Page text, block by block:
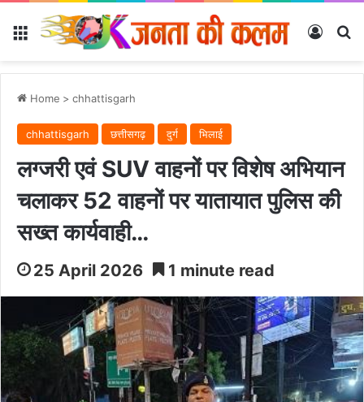
Menu Log In
Home > chhattisgarh
chhattisgarh छत्तीसगढ़ दुर्ग भिलाई
लग्जरी एवं SUV वाहनों पर विशेष अभियान
चलाकर 52 वाहनों पर यातायात पुलिस की
सख्त कार्यवाही…
25 April 2026 1 minute read